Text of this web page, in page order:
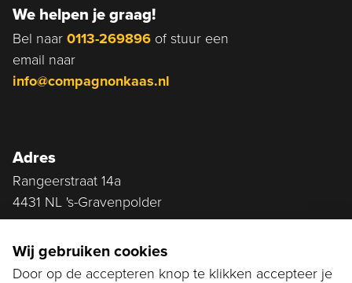
We helpen je graag!
Bel naar 0113-269896 of stuur een
email naar
info@compagnonkaas.nl
Adres
Rangeerstraat 14a
4431 NL 's-Gravenpolder
Wij gebruiken cookies
Door op de accepteren knop te klikken accepteer je